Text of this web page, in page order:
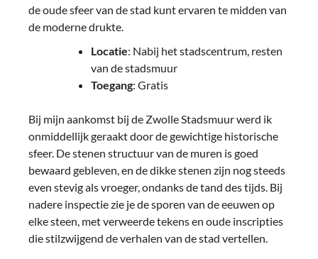
de oude sfeer van de stad kunt ervaren te midden van
de moderne drukte.
Locatie: Nabij het stadscentrum, resten
van de stadsmuur
Toegang: Gratis
Bij mijn aankomst bij de Zwolle Stadsmuur werd ik
onmiddellijk geraakt door de gewichtige historische
sfeer. De stenen structuur van de muren is goed
bewaard gebleven, en de dikke stenen zijn nog steeds
even stevig als vroeger, ondanks de tand des tijds. Bij
nadere inspectie zie je de sporen van de eeuwen op
elke steen, met verweerde tekens en oude inscripties
die stilzwijgend de verhalen van de stad vertellen.